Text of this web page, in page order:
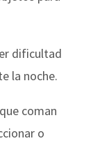
dificultad
la noche.
coman
o